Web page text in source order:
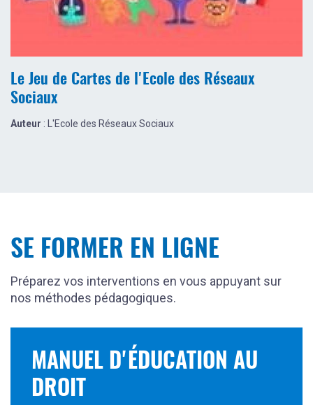
Le Jeu de Cartes de l'Ecole des Réseaux
Sociaux
Auteur : L'Ecole des Réseaux Sociaux
SE FORMER EN LIGNE
Préparez vos interventions en vous appuyant sur
nos méthodes pédagogiques.
MANUEL D'ÉDUCATION AU
DROIT